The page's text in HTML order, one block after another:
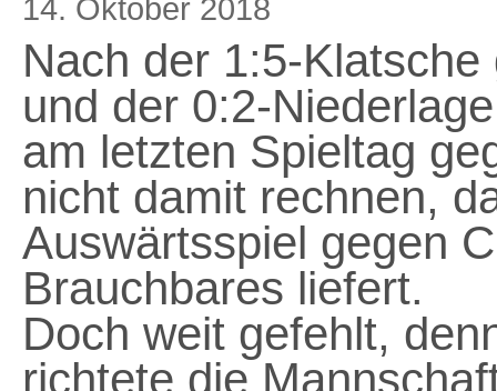
14. Oktober 2018
Nach der 1:5-
und der 0:2-
am letzten Spieltag
nicht damit rechnen,
Auswärtsspiel gegen
Brauchbares liefert.
Doch weit gefehlt,
richtete die